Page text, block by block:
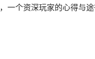
一个资深玩家的心得与